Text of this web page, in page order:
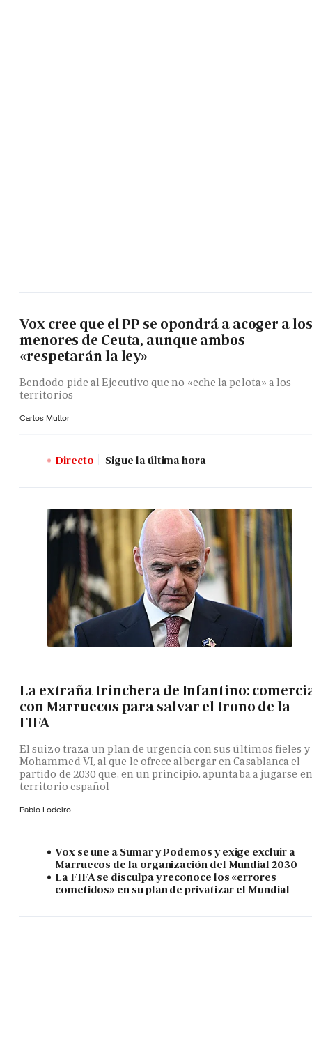
Vox cree que el PP se opondrá a acoger a los
menores de Ceuta, aunque ambos
«respetarán la ley»
Bendodo pide al Ejecutivo que no «eche la pelota» a los
territorios
Carlos Mullor
Directo Sigue la última hora
La extraña trinchera de Infantino:
con Marruecos para salvar el trono de la
FIFA
El suizo traza un plan de urgencia con sus últimos fieles y
Mohammed VI, al que le ofrece albergar en Casablanca el
partido de 2030 que, en un principio, apuntaba a jugarse en
territorio español
Pablo Lodeiro
Vox se une a Sumar y Podemos y exige excluir a
Marruecos de la organización del Mundial 2030
La FIFA se disculpa y reconoce los «errores
cometidos» en su plan de privatizar el Mundial